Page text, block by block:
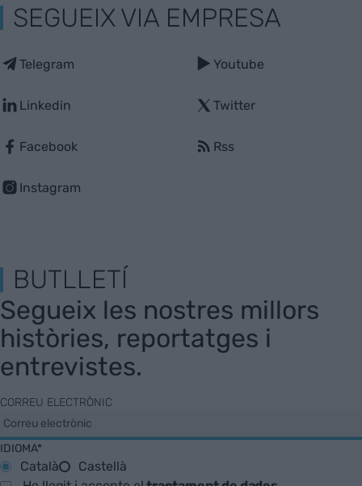
SEGUEIX VIA EMPRESA
Telegram
Linkedin
Facebook
Instagram
Youtube
Twitter
Rss
BUTLLETÍ
Segueix les nostres millors
històries, reportatges i
entrevistes.
CORREU ELECTRÒNIC
IDIOMA*
Català
Castellà